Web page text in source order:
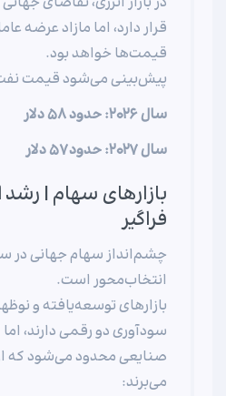
قرار دارد، اما مازاد عرضه
قیمت‌ها خواهد بود.
پیش‌بینی می‌شود قیمت
سال ۲۰۲۶: حدود ۵۸ دلار
سال ۲۰۲۷: حدود ۵۷ دلار
بازارهای سهام | رشد
فراگیر
انتخاب‌محور است.
بازارهای توسعه‌یافته و
سودآوری دو رقمی دارند،
صنایعی محدود می‌شود که از
می‌برند: